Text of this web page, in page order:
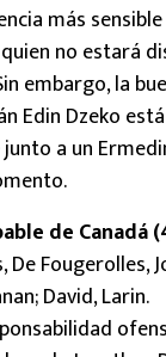
más
no estará
embargo, la
Edin Dzeko
a un
de Canadá
De Fougerolles,
David, Larin.